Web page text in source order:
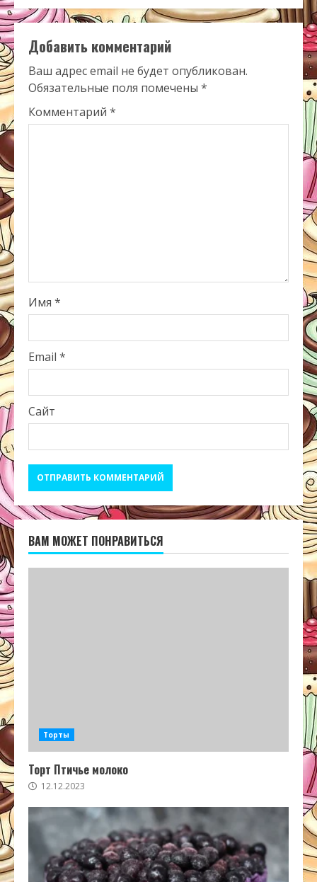
Добавить комментарий
Ваш адрес email не будет опубликован.
Обязательные поля помечены *
Комментарий *
Имя *
Email *
Сайт
ВАМ МОЖЕТ ПОНРАВИТЬСЯ
Торты
Торт Птичье молоко
12.12.2023